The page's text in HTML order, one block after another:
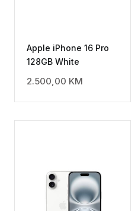
Apple iPhone 16 Pro
128GB White
2.500,00 KM